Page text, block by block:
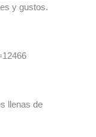
y gustos.
llenas de